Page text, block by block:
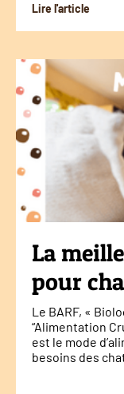
Lire l'article
La
pour
Le BARF, «
“Alimentation
est le mode
besoins des